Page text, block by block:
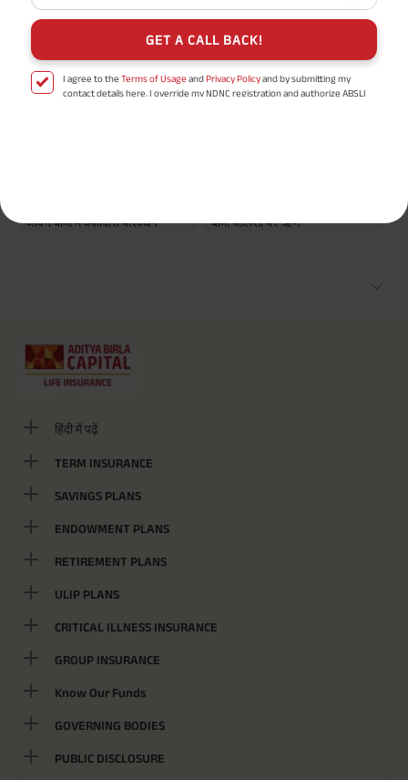
GET A CALL BACK!
I agree to the Terms of Usage andPrivacy Policyand by submitting my
contact details here, I override my NDNC registration and authorize ABSLI
yrs invests in ABSLI Nishchit Aayush Plan with Level Income + Lumpsum
लोकप्रिय खोजें
अधिक रिटर्न के साथ सुरक्षित निवेश
भाग लेने वाली बनाम गैर-भाग लेने वाली
बीमा पॉलिसी
पीपीएफ ब्याज दरें 5 साल के लिए निवेश योजना
जीवन बीमा में वफादारी परिवर्धन बीमा पॉलिसी पर ऋण
हिंदी में पढ़ें
TERM INSURANCE
SAVINGS PLANS
ENDOWMENT PLANS
RETIREMENT PLANS
ULIP PLANS
CRITICAL ILLNESS INSURANCE
GROUP INSURANCE
Know Our Funds
GOVERNING BODIES
PUBLIC DISCLOSURE